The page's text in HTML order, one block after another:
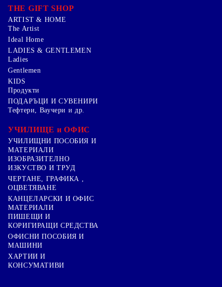
THE GIFT SHOP
ARTIST & HOME
The Artist
Ideal Home
LADIES & GENTLEMEN
Ladies
Gentlemen
KIDS
Продукти
ПОДАРЪЦИ И СУВЕНИРИ
Тефтери, Ваучери и др.
УЧИЛИЩЕ и ОФИС
УЧИЛИЩНИ ПОСОБИЯ И
МАТЕРИАЛИ
ИЗОБРАЗИТЕЛНО
ИЗКУСТВО И ТРУД
ЧЕРТАНЕ, ГРАФИКА ,
ОЦВЕТЯВАНЕ
КАНЦЕЛАРСКИ И ОФИС
МАТЕРИАЛИ
ПИШЕЩИ И
КОРИГИРАЩИ СРЕДСТВА
ОФИСНИ ПОСОБИЯ И
МАШИНИ
ХАРТИИ И
КОНСУМАТИВИ